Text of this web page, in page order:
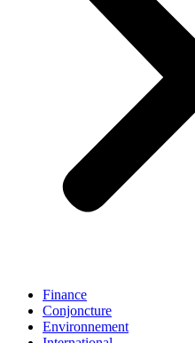
Finance
Conjoncture
Environnement